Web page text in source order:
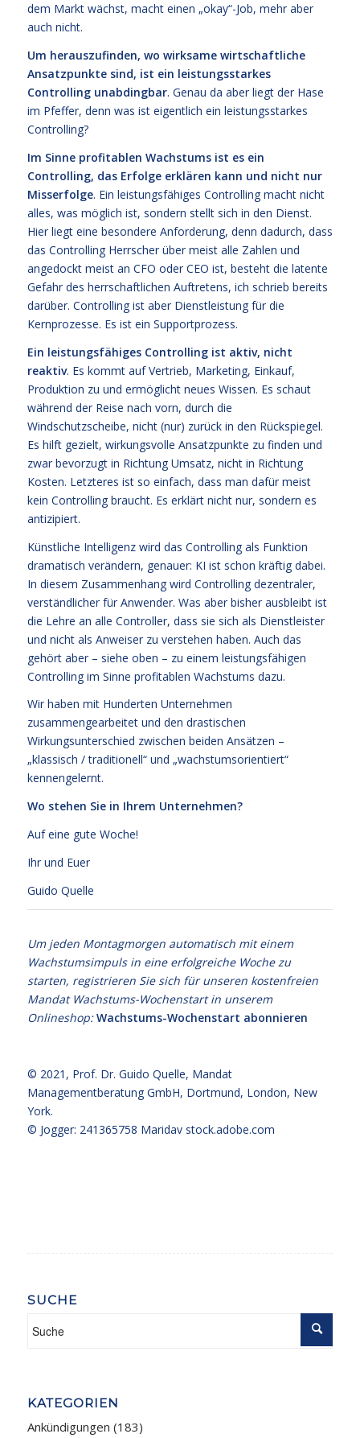
dem Markt wächst, macht einen „okay“-Job, mehr aber
auch nicht.
Um herauszufinden, wo wirksame wirtschaftliche
Ansatzpunkte sind, ist ein leistungsstarkes
Controlling unabdingbar. Genau da aber liegt der Hase
im Pfeffer, denn was ist eigentlich ein leistungsstarkes
Controlling?
Im Sinne profitablen Wachstums ist es ein
Controlling, das Erfolge erklären kann und nicht nur
Misserfolge. Ein leistungsfähiges Controlling macht nicht
alles, was möglich ist, sondern stellt sich in den Dienst.
Hier liegt eine besondere Anforderung, denn dadurch, dass
das Controlling Herrscher über meist alle Zahlen und
angedockt meist an CFO oder CEO ist, besteht die latente
Gefahr des herrschaftlichen Auftretens, ich schrieb bereits
darüber. Controlling ist aber Dienstleistung für die
Kernprozesse. Es ist ein Supportprozess.
Ein leistungsfähiges Controlling ist aktiv, nicht
reaktiv. Es kommt auf Vertrieb, Marketing, Einkauf,
Produktion zu und ermöglicht neues Wissen. Es schaut
während der Reise nach vorn, durch die
Windschutzscheibe, nicht (nur) zurück in den Rückspiegel.
Es hilft gezielt, wirkungsvolle Ansatzpunkte zu finden und
zwar bevorzugt in Richtung Umsatz, nicht in Richtung
Kosten. Letzteres ist so einfach, dass man dafür meist
kein Controlling braucht. Es erklärt nicht nur, sondern es
antizipiert.
Künstliche Intelligenz wird das Controlling als Funktion
dramatisch verändern, genauer: KI ist schon kräftig dabei.
In diesem Zusammenhang wird Controlling dezentraler,
verständlicher für Anwender. Was aber bisher ausbleibt ist
die Lehre an alle Controller, dass sie sich als Dienstleister
und nicht als Anweiser zu verstehen haben. Auch das
gehört aber – siehe oben – zu einem leistungsfähigen
Controlling im Sinne profitablen Wachstums dazu.
Wir haben mit Hunderten Unternehmen
zusammengearbeitet und den drastischen
Wirkungsunterschied zwischen beiden Ansätzen –
„klassisch / traditionell“ und „wachstumsorientiert“
kennengelernt.
Wo stehen Sie in Ihrem Unternehmen?
Auf eine gute Woche!
Ihr und Euer
Guido Quelle
Um jeden Montagmorgen automatisch mit einem
Wachstumsimpuls in eine erfolgreiche Woche zu
starten, registrieren Sie sich für unseren kostenfreien
Mandat Wachstums-Wochenstart in unserem
Onlineshop:Wachstums-Wochenstart abonnieren
© 2021, Prof. Dr. Guido Quelle, Mandat
Managementberatung GmbH, Dortmund, London, New
York.
© Jogger: 241365758 Maridav stock.adobe.com
SUCHE
KATEGORIEN
Ankündigungen (183)